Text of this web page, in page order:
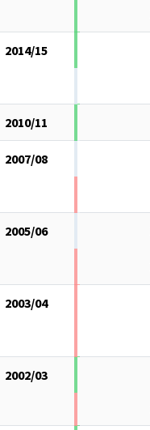
2014/15
2010/11
2007/08
2005/06
2003/04
2002/03